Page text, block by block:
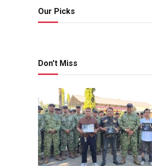
Our Picks
Don't Miss